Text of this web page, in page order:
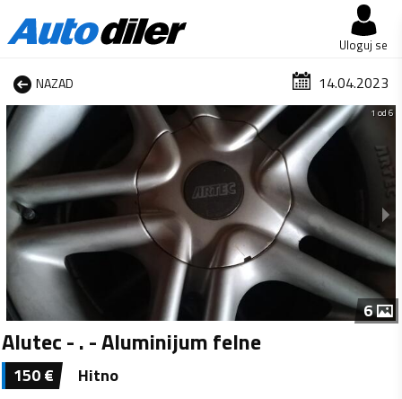
Uloguj se
NAZAD 14.04.2023
1 od 6
6
Alutec - . - Aluminijum felne
150€ Hitno